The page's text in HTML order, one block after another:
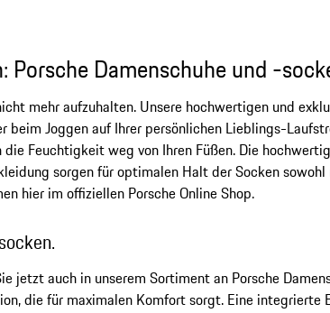
Damenschuhe und -
mehr aufzuhalten. Unsere hochwertigen und
Joggen auf Ihrer persönlichen Lieblings-
Feuchtigkeit weg von Ihren Füßen. Die
sorgen für optimalen Halt der Socken
hier im offiziellen Porsche Online Shop.
jetzt auch in unserem Sortiment an Porsche
die für maximalen Komfort sorgt. Eine integrierte